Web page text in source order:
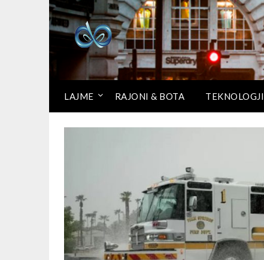
LAJME RAJONI & BOTA TEKNOLOGJI